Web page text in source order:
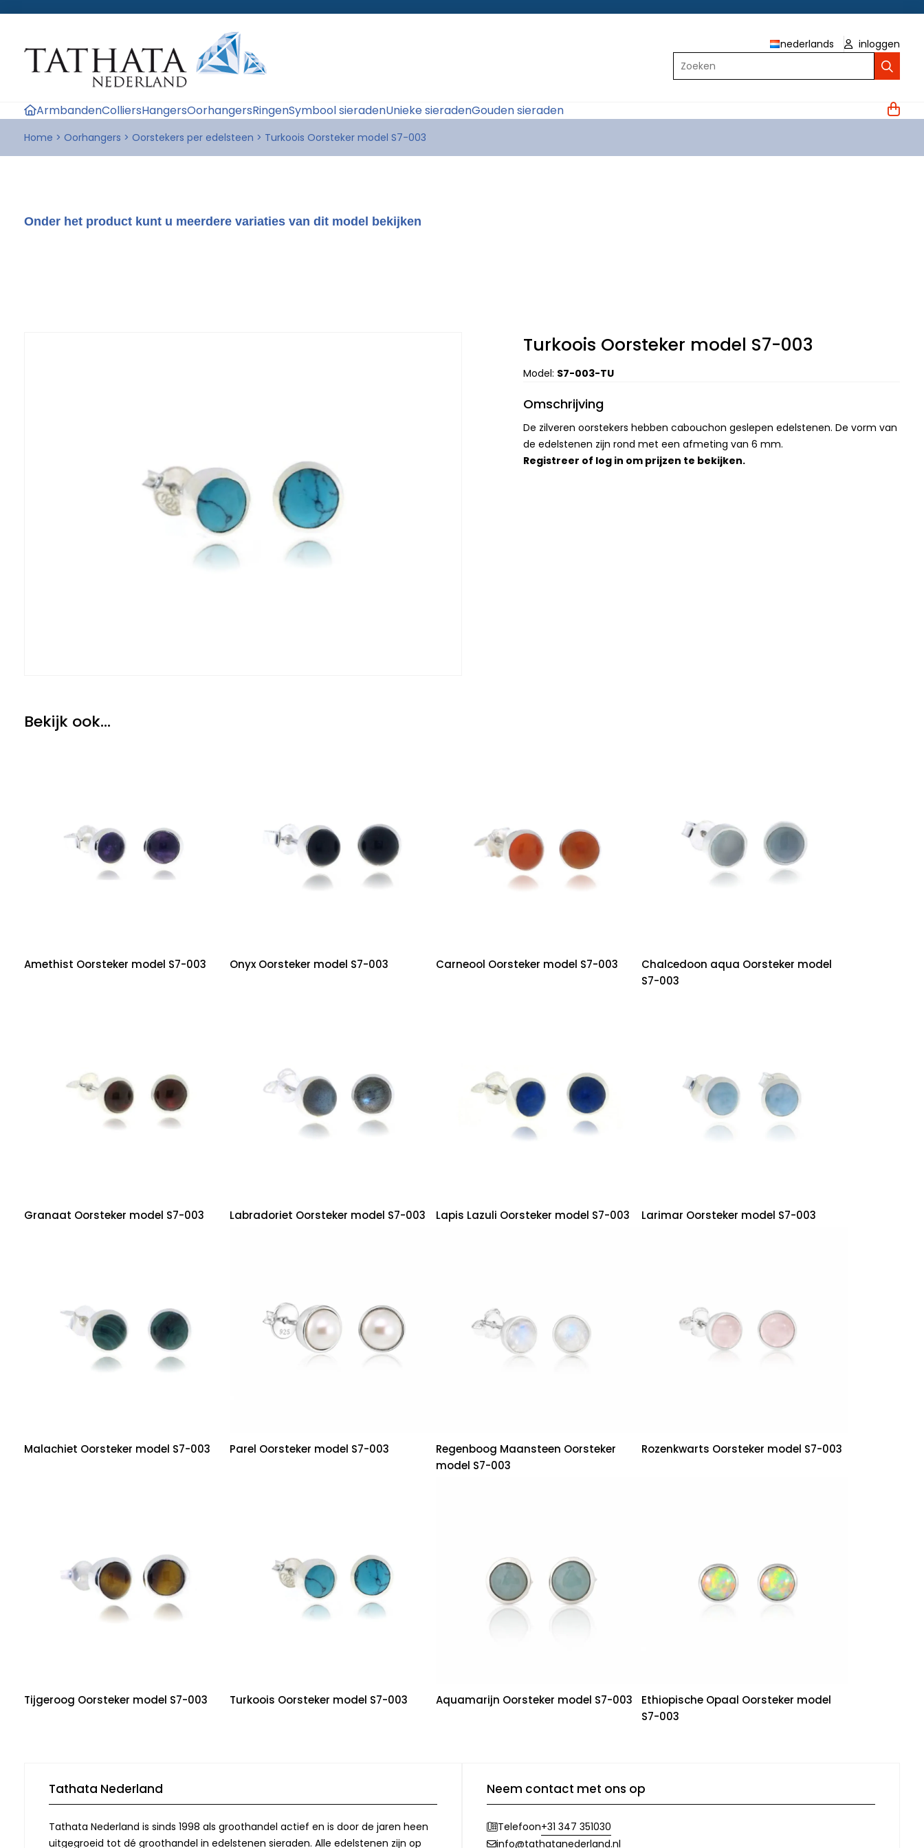
nederlands
inloggen
Zoeken
ArmbandenColliersHangersOorhangersRingenSymbool sieradenUnieke sieradenGouden sieraden
Home > Oorhangers > Oorstekers per edelsteen > Turkoois Oorsteker model S7-003
Onder het product kunt u meerdere variaties van dit model bekijken
Turkoois Oorsteker model S7-003
Model: S7-003-TU
Omschrijving
De zilveren oorstekers hebben cabouchon geslepen edelstenen. De vorm van
de edelstenen zijn rond met een afmeting van 6 mm.
Registreer of log in om prijzen te bekijken.
Bekijk ook...
Amethist Oorsteker model S7-003 Onyx Oorsteker model S7-003 Carneool Oorsteker model S7-003
Chalcedoon aqua Oorsteker model
S7-003
Granaat Oorsteker model S7-003 Labradoriet Oorsteker model S7-003 Lapis Lazuli Oorsteker model S7-003 Larimar Oorsteker model S7-003
Malachiet Oorsteker model S7-003 Parel Oorsteker model S7-003
Regenboog Maansteen Oorsteker
model S7-003
Rozenkwarts Oorsteker model S7-003
Tijgeroog Oorsteker model S7-003 Turkoois Oorsteker model S7-003 Aquamarijn Oorsteker model S7-003
Ethiopische Opaal Oorsteker model
S7-003
Tathata Nederland
Tathata Nederland is sinds 1998 als groothandel actief en is door de jaren heen
uitgegroeid tot dé groothandel in edelstenen sieraden. Alle edelstenen zijn op
Neem contact met ons op
Telefoon+31 347 351030
info@tathatanederland.nl